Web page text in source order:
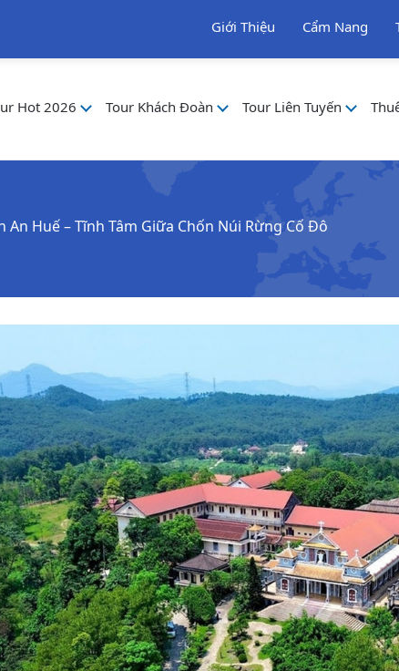
Giới Thiệu Cẩm Nang
Hot 2026 Tour Khách Đoàn Tour Liên Tuyến
An Huế – Tĩnh Tâm Giữa Chốn Núi Rừng Cố Đô